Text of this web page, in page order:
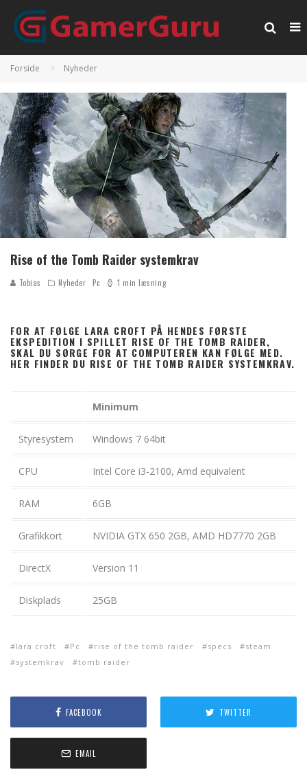
Forside Nyheder
Rise of the Tomb Raider systemkrav
Tobias Nyheder Pc 1 min læsning
FOR AT FØLGE LARA CROFT PÅ HENDES FØRSTE
EKSPEDITION I SPILLET RISE OF THE TOMB RAIDER,
SKAL DU SØRGE FOR AT COMPUTEREN KAN FØLGE MED.
HER FINDER DU RISE OF THE TOMB RAIDER SYSTEMKRAV.
Minimum
Styresystem Windows 7 64bit
CPU Intel Core i3-2100, Amd equivalent
RAM 6GB
Grafikkort NVIDIA GTX 650 2GB, AMD HD7770 2GB
DirectX Version 11
Diskplads 25GB
lara croft Pc rise of the tomb raider specs
steam
systemkrav
tomb raider
FACEBOOK TWITTER
EMAIL